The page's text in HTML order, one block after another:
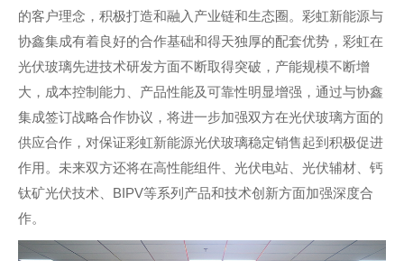
的客户理念，积极打造和融入产业链和生态圈。彩虹新能源与
协鑫集成有着良好的合作基础和得天独厚的配套优势，彩虹在
光伏玻璃先进技术研发方面不断取得突破，产能规模不断增
大，成本控制能力、产品性能及可靠性明显增强，通过与协鑫
集成签订战略合作协议，将进一步加强双方在光伏玻璃方面的
供应合作，对保证彩虹新能源光伏玻璃稳定销售起到积极促进
作用。未来双方还将在高性能组件、光伏电站、光伏辅材、钙
钛矿光伏技术、BIPV等系列产品和技术创新方面加强深度合
作。